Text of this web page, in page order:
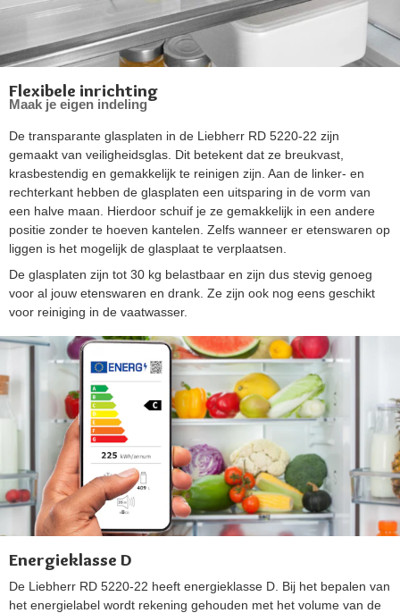
Flexibele inrichting
Maak je eigen indeling
De transparante glasplaten in de Liebherr RD 5220-22 zijn
gemaakt van veiligheidsglas. Dit betekent dat ze breukvast,
krasbestendig en gemakkelijk te reinigen zijn. Aan de linker- en
rechterkant hebben de glasplaten een uitsparing in de vorm van
een halve maan. Hierdoor schuif je ze gemakkelijk in een andere
positie zonder te hoeven kantelen. Zelfs wanneer er etenswaren op
liggen is het mogelijk de glasplaat te verplaatsen.
De glasplaten zijn tot 30 kg belastbaar en zijn dus stevig genoeg
voor al jouw etenswaren en drank. Ze zijn ook nog eens geschikt
voor reiniging in de vaatwasser.
Energieklasse D
De Liebherr RD 5220-22 heeft energieklasse D. Bij het bepalen van
het energielabel wordt rekening gehouden met het volume van de